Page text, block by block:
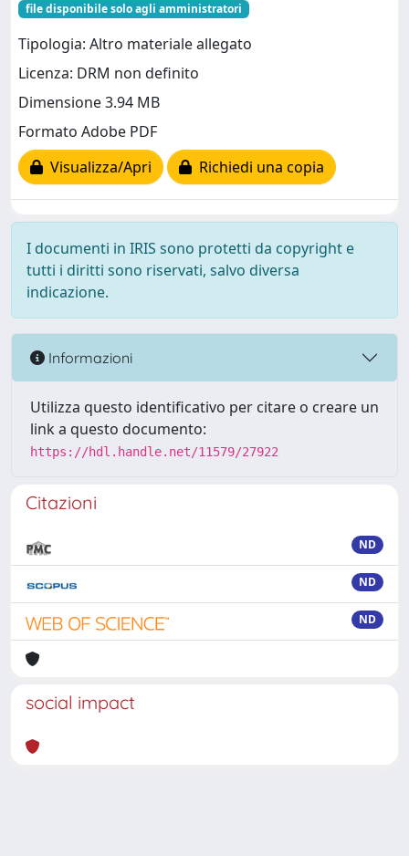
file disponibile solo agli amministratori
Tipologia: Altro materiale allegato
Licenza: DRM non definito
Dimensione 3.94 MB
Formato Adobe PDF
Visualizza/Apri
Richiedi una copia
I documenti in IRIS sono protetti da copyright e
tutti i diritti sono riservati, salvo diversa
indicazione.
Informazioni
Utilizza questo identificativo per citare o creare un
link a questo documento:
https://hdl.handle.net/11579/27922
Citazioni
ND
ND
ND
social impact